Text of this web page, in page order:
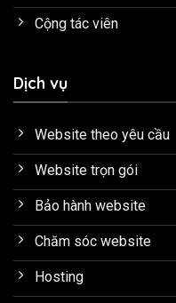
Cộng tác viên
Dịch vụ
Website theo yêu cầu
Website trọn gói
Bảo hành website
Chăm sóc website
Hosting